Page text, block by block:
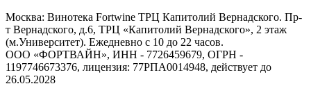
Москва: Винотека Fortwine ТРЦ Капитолий Вернадского. Пр-
т Вернадского, д.6, ТРЦ «Капитолий Вернадского», 2 этаж
(м.Университет). Ежедневно с 10 до 22 часов.
ООО «ФОРТВАЙН», ИНН - 7726459679, ОГРН -
1197746673376, лицензия: 77РПА0014948, действует до
26.05.2028